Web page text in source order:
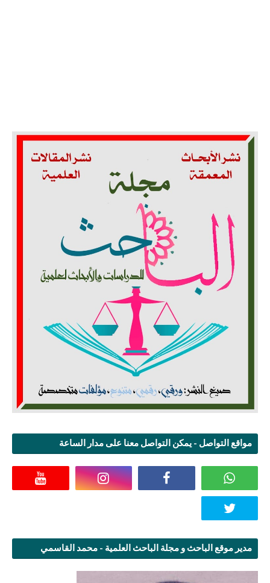
مواقع التواصل - يمكن التواصل معنا على مدار الساعة
مدير موقع الباحث و مجلة الباحث العلمية - محمد القاسمي